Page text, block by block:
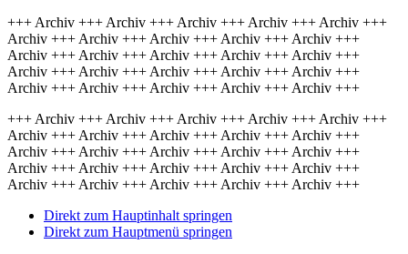
+++ Archiv +++ Archiv +++ Archiv +++ Archiv +++ Archiv +++
Archiv +++ Archiv +++ Archiv +++ Archiv +++ Archiv +++
Archiv +++ Archiv +++ Archiv +++ Archiv +++ Archiv +++
Archiv +++ Archiv +++ Archiv +++ Archiv +++ Archiv +++
Archiv +++ Archiv +++ Archiv +++ Archiv +++ Archiv +++
+++ Archiv +++ Archiv +++ Archiv +++ Archiv +++ Archiv +++
Archiv +++ Archiv +++ Archiv +++ Archiv +++ Archiv +++
Archiv +++ Archiv +++ Archiv +++ Archiv +++ Archiv +++
Archiv +++ Archiv +++ Archiv +++ Archiv +++ Archiv +++
Archiv +++ Archiv +++ Archiv +++ Archiv +++ Archiv +++
Direkt zum Hauptinhalt springen
Direkt zum Hauptmenü springen